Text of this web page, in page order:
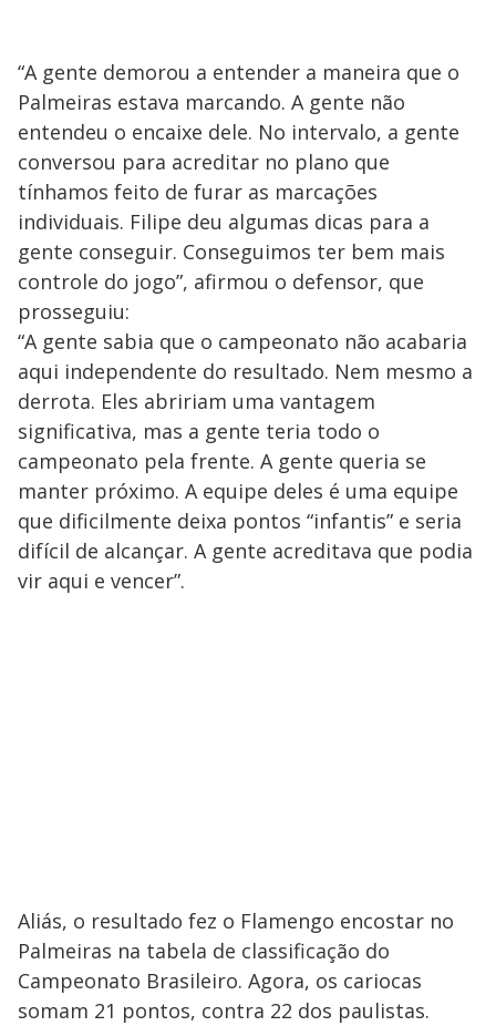
“A gente demorou a entender a maneira que o
Palmeiras estava marcando. A gente não
entendeu o encaixe dele. No intervalo, a gente
conversou para acreditar no plano que
tínhamos feito de furar as marcações
individuais. Filipe deu algumas dicas para a
gente conseguir. Conseguimos ter bem mais
controle do jogo”, afirmou o defensor, que
prosseguiu:
“A gente sabia que o campeonato não acabaria
aqui independente do resultado. Nem mesmo a
derrota. Eles abririam uma vantagem
significativa, mas a gente teria todo o
campeonato pela frente. A gente queria se
manter próximo. A equipe deles é uma equipe
que dificilmente deixa pontos “infantis” e seria
difícil de alcançar. A gente acreditava que podia
vir aqui e vencer”.
Aliás, o resultado fez o Flamengo encostar no
Palmeiras na tabela de classificação do
Campeonato Brasileiro. Agora, os cariocas
somam 21 pontos, contra 22 dos paulistas.